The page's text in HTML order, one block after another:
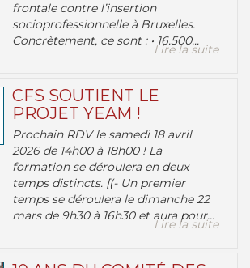
frontale contre l’insertion
socioprofessionnelle à Bruxelles.
Concrètement, ce sont : • 16.500...
Lire la suite
CFS SOUTIENT LE
PROJET YEAM !
Prochain RDV le samedi 18 avril
2026 de 14h00 à 18h00 ! La
formation se déroulera en deux
temps distincts. [(- Un premier
temps se déroulera le dimanche 22
mars de 9h30 à 16h30 et aura pour...
Lire la suite